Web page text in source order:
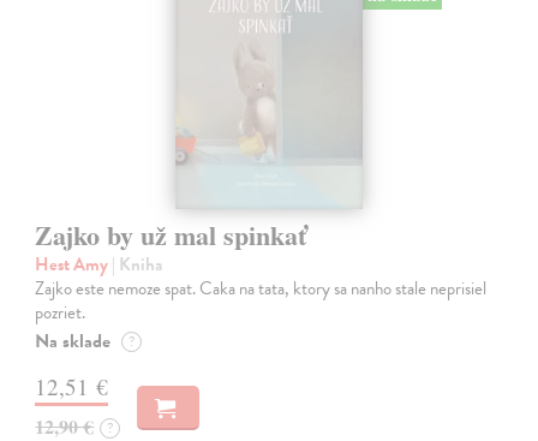
Zajko by už mal spinkať
Hest Amy| Kniha
Zajko este nemoze spat. Caka na tata, ktory sa nanho stale neprisiel
pozriet.
Na sklade ?
12,51 €
12,90 € ?